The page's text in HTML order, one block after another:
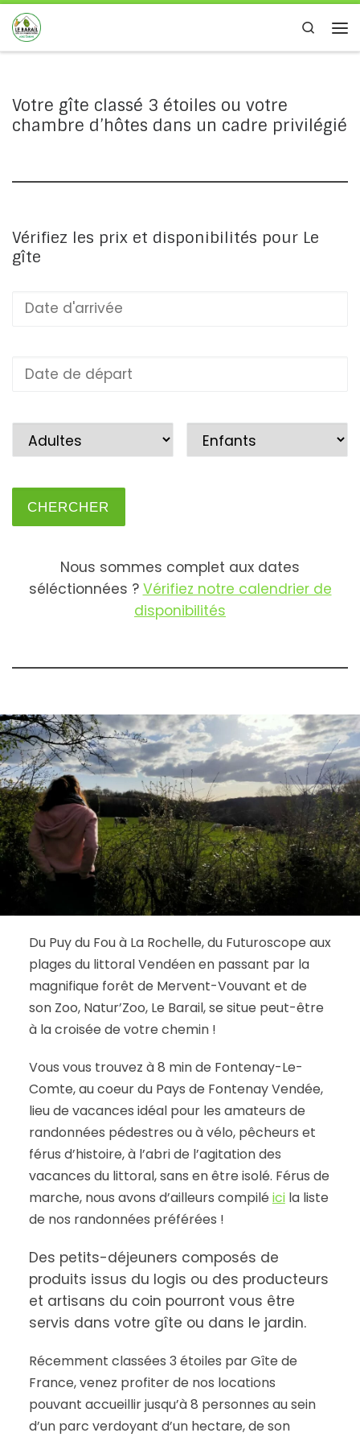
Passer au contenu
Search
Votre gîte classé 3 étoiles ou votre
chambre d’hôtes dans un cadre privilégié
Vérifiez les prix et disponibilités pour Le
gîte
Nous sommes complet aux dates
séléctionnées ? Vérifiez notre calendrier de
disponibilités
Du Puy du Fou à La Rochelle, du Futuroscope aux
plages du littoral Vendéen en passant par la
magnifique forêt de Mervent-Vouvant et de
son Zoo, Natur’Zoo, Le Barail, se situe peut-être
à la croisée de votre chemin !
Vous vous trouvez à 8 min de Fontenay-Le-
Comte, au coeur du Pays de Fontenay Vendée,
lieu de vacances idéal pour les amateurs de
randonnées pédestres ou à vélo, pêcheurs et
férus d’histoire, à l’abri de l’agitation des
vacances du littoral, sans en être isolé. Férus de
marche, nous avons d’ailleurs compilé icila liste
de nos randonnées préférées !
Des petits-déjeuners composés de
produits issus du logis ou des producteurs
et artisans du coin pourront vous être
servis dans votre gîte ou dans le jardin.
Récemment classées 3 étoiles par Gîte de
France, venez profiter de nos locations
pouvant accueillir jusqu’à 8 personnes au sein
d’un parc verdoyant d’un hectare, de son